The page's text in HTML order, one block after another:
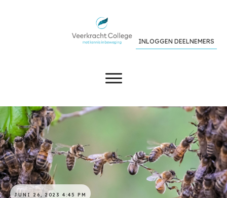
INLOGGEN DEELNEMERS
JUNI 26, 2023 4:45 PM